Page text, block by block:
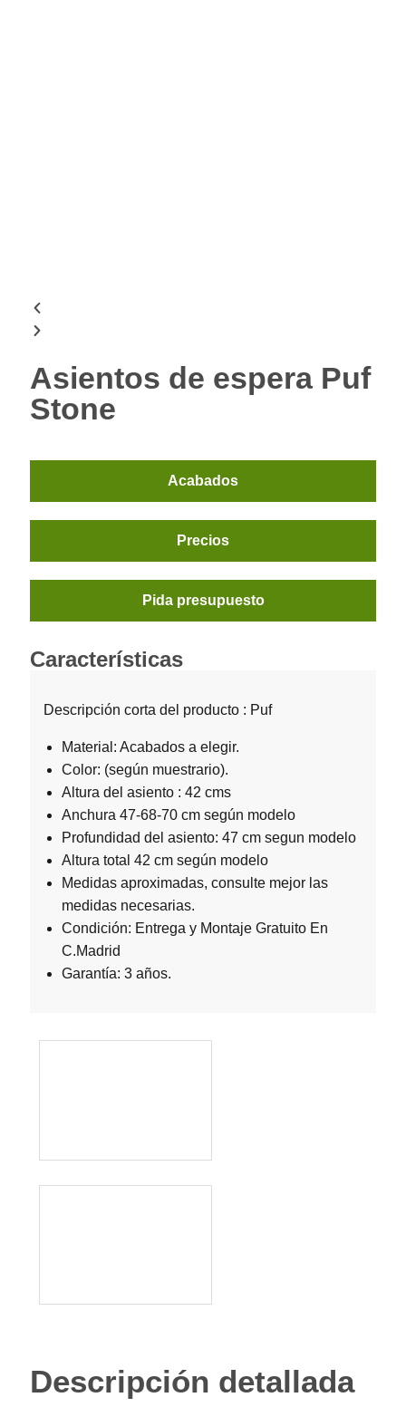
Asientos de espera Puf
Stone
Acabados
Precios
Pida presupuesto
Características
Descripción corta del producto : Puf
Material: Acabados a elegir.
Color: (según muestrario).
Altura del asiento : 42 cms
Anchura 47-68-70 cm según modelo
Profundidad del asiento: 47 cm segun modelo
Altura total 42 cm según modelo
Medidas aproximadas, consulte mejor las
medidas necesarias.
Condición: Entrega y Montaje Gratuito En
C.Madrid
Garantía: 3 años.
Descripción detallada